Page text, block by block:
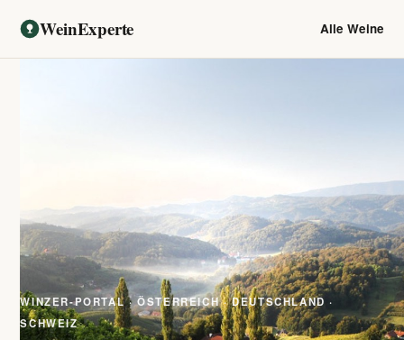
WeinExperte Alle Weine
WINZER-PORTAL · ÖSTERREICH · DEUTSCHLAND ·
SCHWEIZ